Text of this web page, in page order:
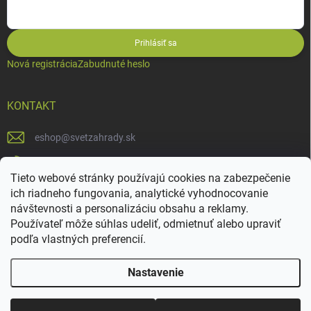
Tieto webové stránky používajú cookies na zabezpečenie
ich riadneho fungovania, analytické vyhodnocovanie
návštevnosti a personalizáciu obsahu a reklamy.
Používateľ môže súhlas udeliť, odmietnuť alebo upraviť
podľa vlastných preferencií.
Nastavenie
Prihlásiť sa
Nová registráciaZabudnuté heslo
KONTAKT
eshop@svetzahrady.sk
SvetZahrady
Copyright 2026Svetzahrady.sk. Všetky práva vyhradené.Upraviť